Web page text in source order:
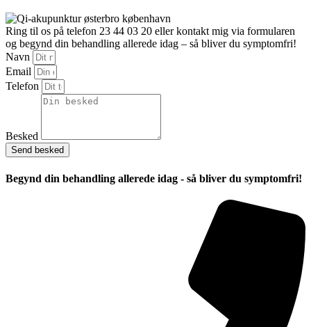
Ring til os på telefon 23 44 03 20 eller kontakt mig via formularen
og begynd din behandling allerede idag – så bliver du symptomfri!
Navn
Email
Telefon
Besked
Send besked
Begynd din behandling allerede idag - så bliver du symptomfri!